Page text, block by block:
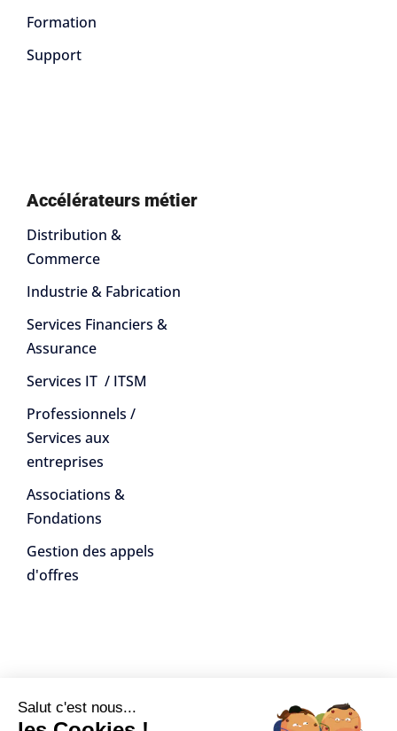
Formation
Support
Accélérateurs métier
Distribution &
Commerce
Industrie & Fabrication
Services Financiers &
Assurance
Services IT / ITSM
Professionnels /
Services aux
entreprises
Associations &
Fondations
Gestion des appels
d'offres
Ressources
Salut c'est nous...